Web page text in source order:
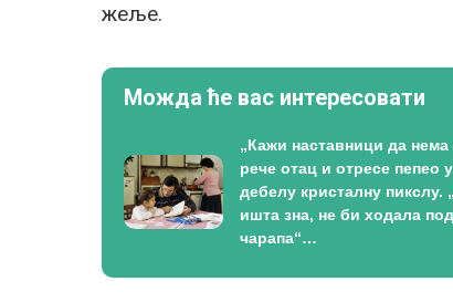
жеље.
Можда ће вас интересовати
„Кажи наставници да нема
рече отац и отресе пепео у
дебелу кристалну пикслу.
ишта зна, не би ходала
чарапа“…